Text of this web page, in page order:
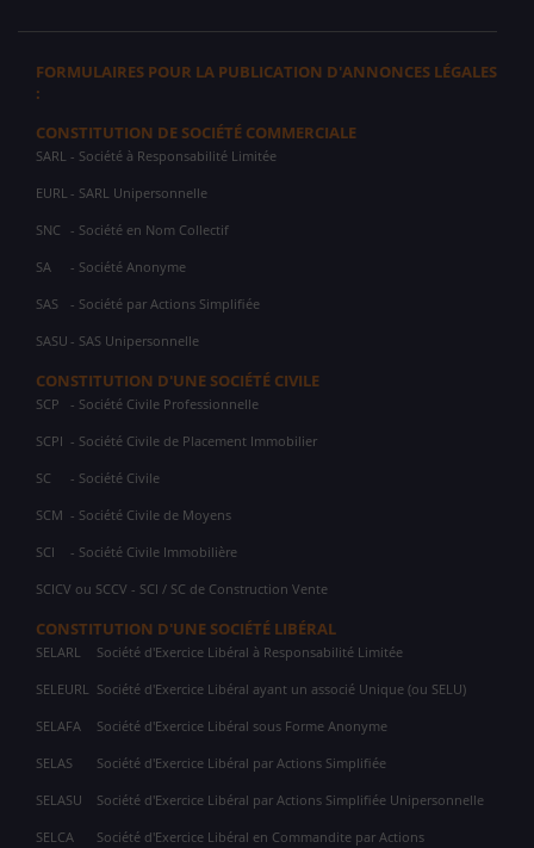
FORMULAIRES POUR LA PUBLICATION D'ANNONCES LÉGALES
:
CONSTITUTION DE SOCIÉTÉ COMMERCIALE
SARL - Société à Responsabilité Limitée
EURL - SARL Unipersonnelle
SNC - Société en Nom Collectif
SA - Société Anonyme
SAS - Société par Actions Simplifiée
SASU - SAS Unipersonnelle
CONSTITUTION D'UNE SOCIÉTÉ CIVILE
SCP - Société Civile Professionnelle
SCPI - Société Civile de Placement Immobilier
SC - Société Civile
SCM - Société Civile de Moyens
SCI - Société Civile Immobilière
SCICV ou SCCV - SCI / SC de Construction Vente
CONSTITUTION D'UNE SOCIÉTÉ LIBÉRAL
SELARL Société d'Exercice Libéral à Responsabilité Limitée
SELEURL Société d'Exercice Libéral ayant un associé Unique (ou SELU)
SELAFA Société d'Exercice Libéral sous Forme Anonyme
SELAS Société d'Exercice Libéral par Actions Simplifiée
SELASU Société d'Exercice Libéral par Actions Simplifiée Unipersonnelle
SELCA Société d'Exercice Libéral en Commandite par Actions